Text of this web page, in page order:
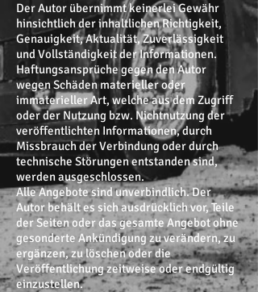
Der Autor übernimmt keinerlei Gewähr
hinsichtlich der inhaltlichen Richtigkeit,
Genauigkeit, Aktualität, Zuverlässigkeit
und Vollständigkeit der Informationen.
Haftungsansprüche gegen den Autor
wegen Schäden materieller oder
immaterieller Art, welche aus dem Zugriff
oder der Nutzung bzw. Nichtnutzung der
veröffentlichten Informationen, durch
Missbrauch der Verbindung oder durch
technische Störungen entstanden sind,
werden ausgeschlossen.
Alle Angebote sind unverbindlich. Der
Autor behält es sich ausdrücklich vor, Teile
der Seiten oder das gesamte Angebot ohne
gesonderte Ankündigung zu verändern, zu
ergänzen, zu löschen oder die
Veröffentlichung zeitweise oder endgültig
einzustellen.